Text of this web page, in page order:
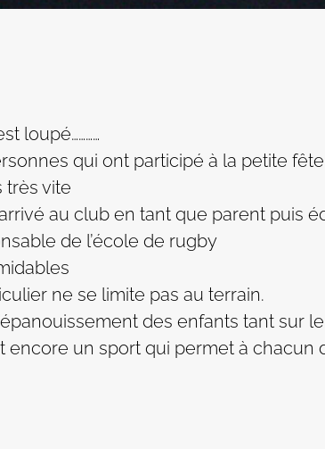
loupé…………
qui ont participé à la petite
très vite
au club en tant que parent puis
de l’école de rugby
ne se limite pas au terrain.
des enfants tant sur
un sport qui permet à chacun